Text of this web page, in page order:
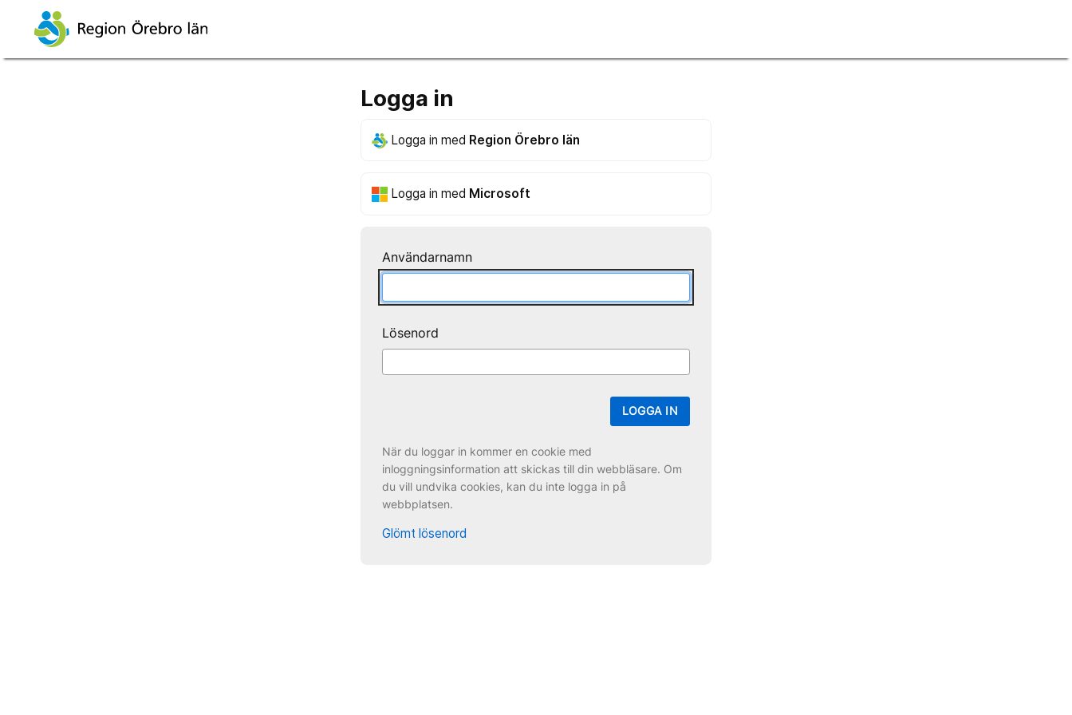
Logga in
Logga in med Region Örebro län
Logga in med Microsoft
Användarnamn
Lösenord
LOGGA IN
När du loggar in kommer en cookie med
inloggningsinformation att skickas till din webbläsare. Om
du vill undvika cookies, kan du inte logga in på
webbplatsen.
Glömt lösenord